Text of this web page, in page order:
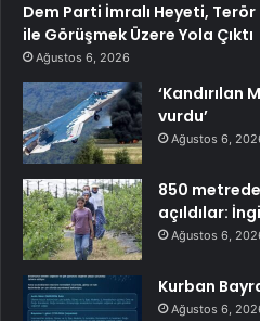
Dem Parti İmralı Heyeti,
ile Görüşmek Üzere Yola Çıktı
Ağustos 6, 2026
‘Kandırılan
vurdu’
Ağustos 6,
850
açıldılar:
Ağustos 6,
Kurban
Ağustos 6,